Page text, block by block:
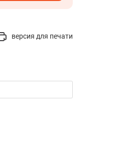
версия для печати